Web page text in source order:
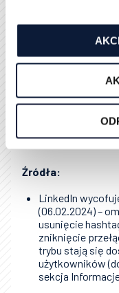
social selling –
zwiększa
liczy się treść i
na ręczną
automatyzacji (np.
skalę,
Źródła:
LinkedIn
(06.02.2024) –
usunięcie
zniknięcie
trybu stają się
użytkowników
sekcja